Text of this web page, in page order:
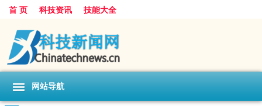
首 页 科技资讯 技能大全
网站导航